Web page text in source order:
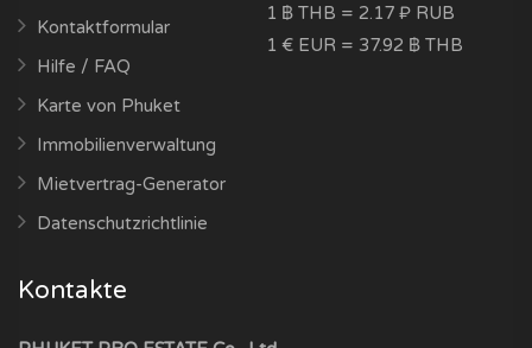
Kontaktformular
Hilfe / FAQ
Karte von Phuket
Immobilienverwaltung
Mietvertrag-Generator
Datenschutzrichtlinie
1 ฿ THB = 2.17 ₽ RUB
1 € EUR = 37.92 ฿ THB
Kontakte